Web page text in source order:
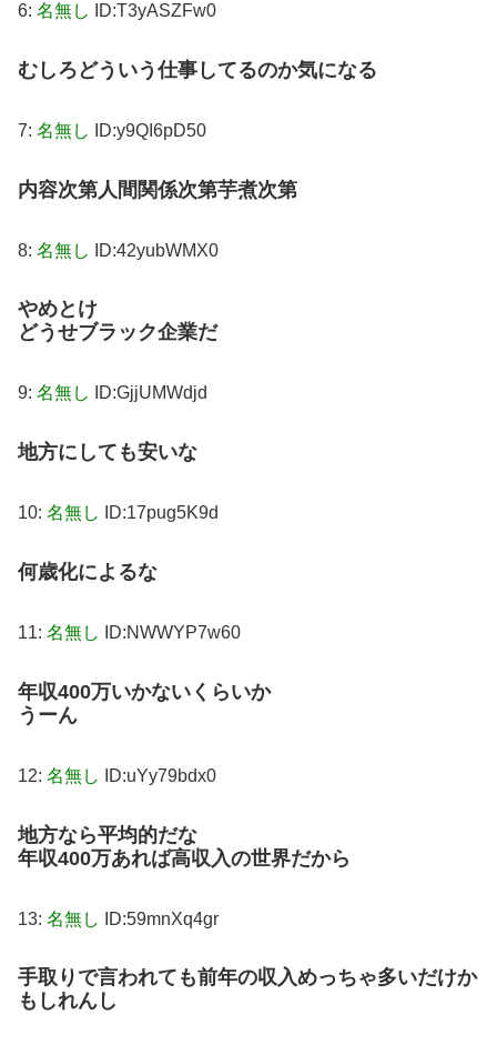
6: 名無し ID:T3yASZFw0
むしろどういう仕事してるのか気になる
7: 名無し ID:y9QI6pD50
内容次第人間関係次第芋煮次第
8: 名無し ID:42yubWMX0
やめとけ
どうせブラック企業だ
9: 名無し ID:GjjUMWdjd
地方にしても安いな
10: 名無し ID:17pug5K9d
何歳化によるな
11: 名無し ID:NWWYP7w60
年収400万いかないくらいか
うーん
12: 名無し ID:uYy79bdx0
地方なら平均的だな
年収400万あれば高収入の世界だから
13: 名無し ID:59mnXq4gr
手取りで言われても前年の収入めっちゃ多いだけか
もしれんし